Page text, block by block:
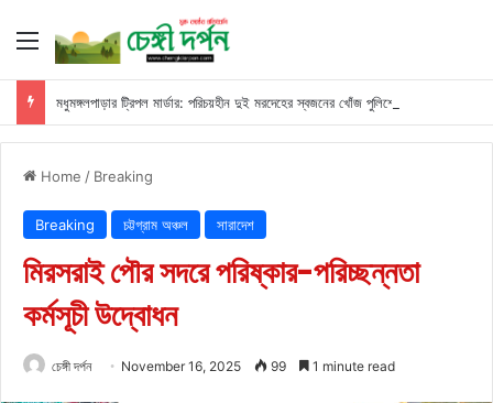
Menu
মধুমঙ্গলপাড়ার ট্রিপল মার্ডার: পরিচয়হীন দুই মরদেহের স্বজনের খোঁজ পুলিশের
Home / Breaking
Breaking চট্টগ্রাম অঞ্চল সারাদেশ
মিরসরাই পৌর সদরে পরিষ্কার-পরিচ্ছন্নতা
কর্মসূচী উদ্বোধন
চেঙ্গী দর্পন November 16, 2025 99 1 minute read